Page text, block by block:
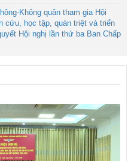
Không quân tham gia Hội
cứu, học tập, quán triệt và triển
Hội nghị lần thứ ba Ban Chấp